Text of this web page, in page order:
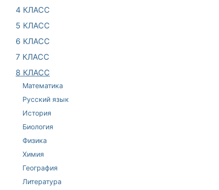
4 КЛАСС
5 КЛАСС
6 КЛАСС
7 КЛАСС
8 КЛАСС
Математика
Русский язык
История
Биология
Физика
Химия
География
Литература